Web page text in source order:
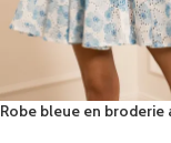
Robe bleue en broderie